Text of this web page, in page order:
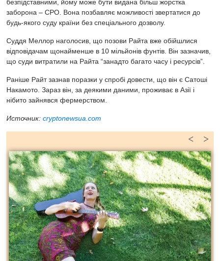
безпідставними, йому може бути видана більш жорстка
заборона – CPO. Вона позбавляє можливості звертатися до
будь-якого суду країни без спеціального дозволу.
Суддя Меллор наголосив, що позови Райта вже обійшлися
відповідачам щонайменше в 10 мільйонів фунтів. Він зазначив,
що суди витратили на Райта “занадто багато часу і ресурсів”.
Раніше Райт зазнав поразки у спробі довести, що він є Сатоші
Накамото. Зараз він, за деякими даними, проживає в Азії і
нібито зайнявся фермерством.
Источник: cryptonewsua.com
>
<